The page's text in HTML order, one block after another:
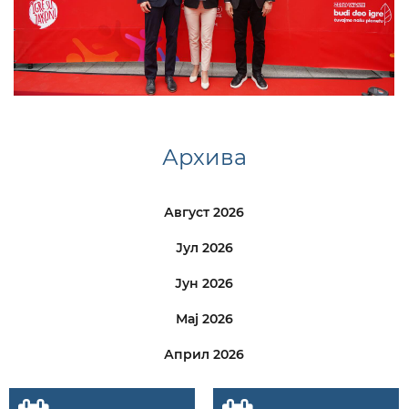
Архива
Август 2026
Јул 2026
Јун 2026
Мај 2026
Април 2026